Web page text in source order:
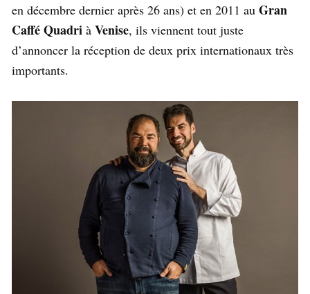
en décembre dernier après 26 ans) et en 2011 au Gran
Caffé Quadri à Venise, ils viennent tout juste
d’annoncer la réception de deux prix internationaux très
importants.